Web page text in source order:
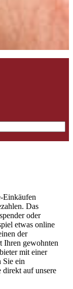
Einkäufen
Das
oder
etwas online
der
Ihren gewohnten
mit einer
Sie ein
auf unsere